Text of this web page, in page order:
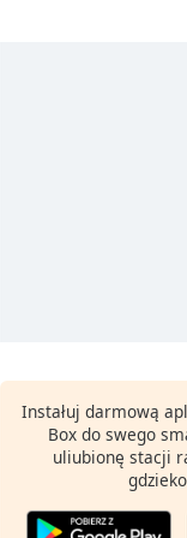
Instałuj darmową
Box do swego
uliubionę stacji